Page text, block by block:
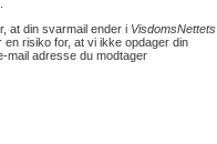
at din svarmail ender i VisdomsNettets
risiko for, at vi ikke opdager din
mail adresse du modtager